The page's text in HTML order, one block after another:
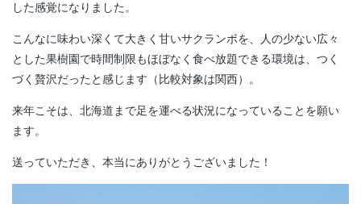
した感覚になりました。
こんなに味わい深くて大きく甘いサクランボを、人の少ない広々
とした果樹園で時間制限もほぼなく食べ放題できる環境は、つく
づく贅沢だったと感じます（比較対象は関西）。
来年こそは、北海道まで足を運べる状況になっていることを願い
ます。
送っていただき、本当にありがとうございました！